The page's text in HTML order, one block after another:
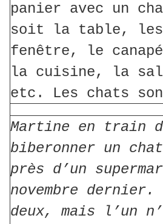
panier avec un
soit la table, les
fenêtre, le
la cuisine, la
etc. Les chats
Martine en train
biberonner un
près d’un
novembre
deux, mais l’un